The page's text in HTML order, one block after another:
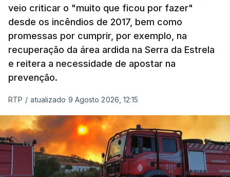
veio criticar o "muito que ficou por fazer"
desde os incêndios de 2017, bem como
promessas por cumprir, por exemplo, na
recuperação da área ardida na Serra da Estrela
e reitera a necessidade de apostar na
prevenção.
RTP / atualizado 9 Agosto 2026, 12:15